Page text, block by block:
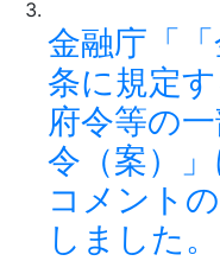
金融庁「
条に規定
府令等の
令（案）
コメント
しました。